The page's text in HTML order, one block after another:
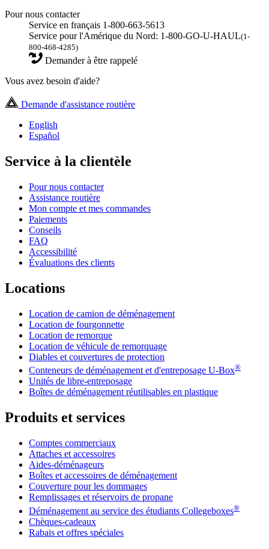
Pour nous contacter
Service en français 1-800-663-5613
Service pour l'Amérique du Nord: 1-800-GO-U-HAUL(1-
800-468-4285)
Demander à être rappelé
Vous avez besoin d'aide?
Demande d'assistance routière
English
Español
Service à la clientèle
Pour nous contacter
Assistance routière
Mon compte et mes commandes
Paiements
Conseils
FAQ
Accessibilité
Évaluations des clients
Locations
Location de camion de déménagement
Location de fourgonnette
Location de remorque
Location de véhicule de remorquage
Diables et couvertures de protection
Conteneurs de déménagement et d'entreposage U-Box®
Unités de libre-entreposage
Boîtes de déménagement réutilisables en plastique
Produits et services
Comptes commerciaux
Attaches et accessoires
Aides-déménageurs
Boîtes et accessoires de déménagement
Couverture pour les dommages
Remplissages et réservoirs de propane
Déménagement au service des étudiants Collegeboxes®
Chèques-cadeaux
Rabais et offres spéciales